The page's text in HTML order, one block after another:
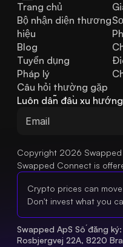
Trang chủ
Bộ nhận diện thương
hiệu
Blog
Câu hỏi thường gặp
Pháp lý
Tuyển dụng
Luôn dẫn đầu xu
Copyright 2026 Swapped
Swapped Connect is
Crypto prices can
Don't invest what you
Swapped ApS Số đăng
Rosbjergvej 22A, 8220